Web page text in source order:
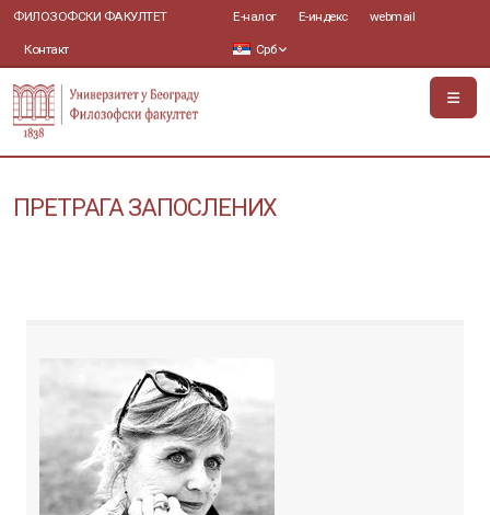
ФИЛОЗОФСКИ ФАКУЛТЕТ
Контакт
Е-налог Е-индекс webmail
Срб
ПРЕТРАГА ЗАПОСЛЕНИХ